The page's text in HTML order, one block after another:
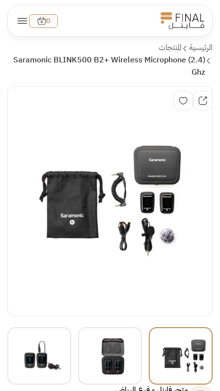
0
الرئيسية
المنتجات
(Saramonic BLINK500 B2+ Wireless Microphone (2.4
Ghz